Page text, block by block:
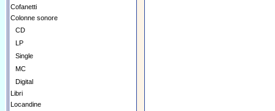
Cofanetti
Colonne sonore
CD
LP
Single
MC
Digital
Libri
Locandine